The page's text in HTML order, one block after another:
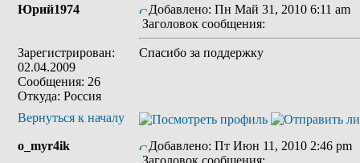
Юрий1974
Зарегистрирован:
02.04.2009
Сообщения: 26
Откуда: Россия
Добавлено: Пн Май 31, 2010 6:11 am
Заголовок сообщения:
Спасибо за поддержку
Вернуться к началу
o_myr4ik
Добавлено: Пт Июн 11, 2010 2:46 pm
Заголовок сообщения: